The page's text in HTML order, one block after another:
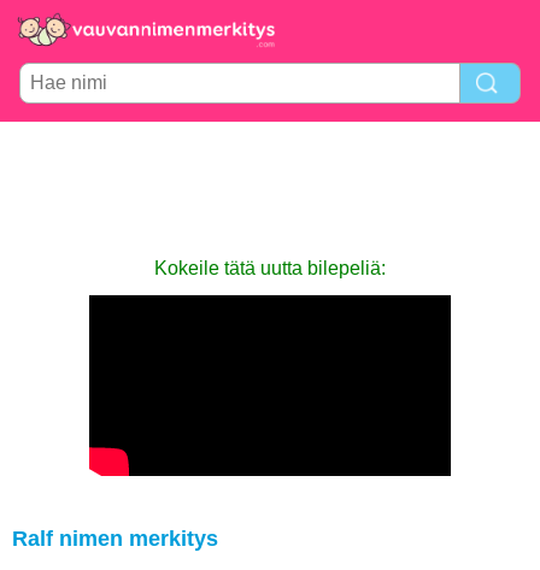
Kokeile tätä uutta bilepeliä:
Ralf nimen merkitys